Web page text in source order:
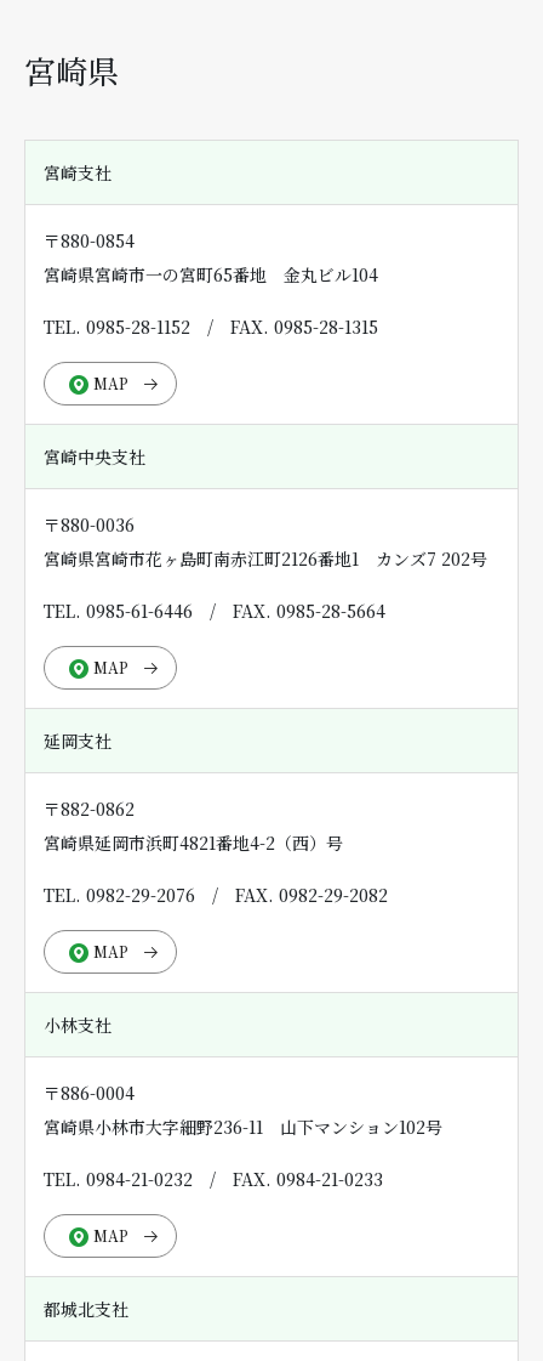
宮崎県
宮崎支社
〒880-0854
宮崎県宮崎市一の宮町65番地 金丸ビル104
TEL. 0985-28-1152 / FAX. 0985-28-1315
MAP
宮崎中央支社
〒880-0036
宮崎県宮崎市花ヶ島町南赤江町2126番地1 カンズ7 202号
TEL. 0985-61-6446 / FAX. 0985-28-5664
MAP
延岡支社
〒882-0862
宮崎県延岡市浜町4821番地4-2（西）号
TEL. 0982-29-2076 / FAX. 0982-29-2082
MAP
小林支社
〒886-0004
宮崎県小林市大字細野236-11 山下マンション102号
TEL. 0984-21-0232 / FAX. 0984-21-0233
MAP
都城北支社